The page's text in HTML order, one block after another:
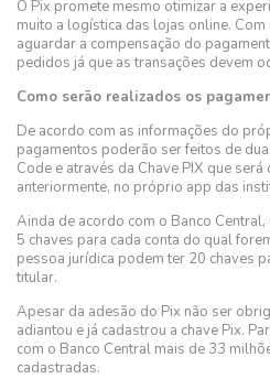
O Pix promete mesmo otimizar a
muito a logística das lojas online.
aguardar a compensação do
pedidos já que as transações devem
Como serão realizados os
De acordo com as informações do
pagamentos poderão ser feitos de
Code e através da Chave PIX que
anteriormente, no próprio app das
​Ainda de acordo com o Banco
5 chaves para cada conta do qual
pessoa jurídica podem ter 20 chaves
titular.
Apesar da adesão do Pix não ser
adiantou e já cadastrou a chave Pix.
com o Banco Central mais de 33
cadastradas.